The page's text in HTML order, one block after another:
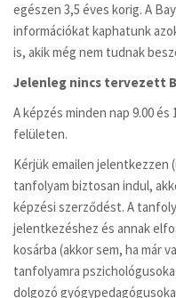
egészen 3,5 éves korig. A
információkat kaphatunk
is, akik még nem tudnak
Jelenleg nincs tervezett
A képzés minden nap 9.00
felületen.
Kérjük emailen jelentkezzen
tanfolyam biztosan indul,
képzési szerződést. A
jelentkezéshez és annak
kosárba (akkor sem, ha már
tanfolyamra
dolgozó